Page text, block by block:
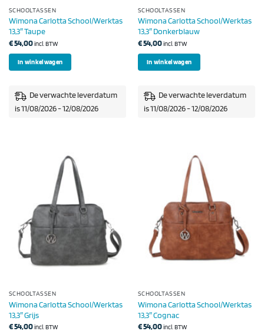
SCHOOLTASSEN
Wimona Carlotta School/Werktas
13,3″ Taupe
€54,00incl. BTW
In winkelwagen
De verwachte leverdatum
is 11/08/2026 - 12/08/2026
SCHOOLTASSEN
Wimona Carlotta School/Werktas
13,3″ Donkerblauw
€54,00incl. BTW
In winkelwagen
De verwachte leverdatum
is 11/08/2026 - 12/08/2026
SCHOOLTASSEN
Wimona Carlotta School/Werktas
13,3″ Grijs
€54,00incl. BTW
SCHOOLTASSEN
Wimona Carlotta School/Werktas
13,3″ Cognac
€54,00incl. BTW